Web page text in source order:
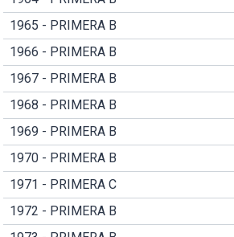
1965 - PRIMERA B
1966 - PRIMERA B
1967 - PRIMERA B
1968 - PRIMERA B
1969 - PRIMERA B
1970 - PRIMERA B
1971 - PRIMERA C
1972 - PRIMERA B